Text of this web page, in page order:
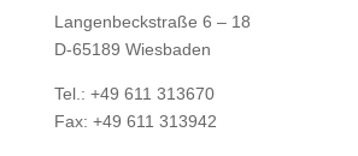
Langenbeckstraße 6 – 18
D-65189 Wiesbaden
Tel.: +49 611 313670
Fax: +49 611 313942